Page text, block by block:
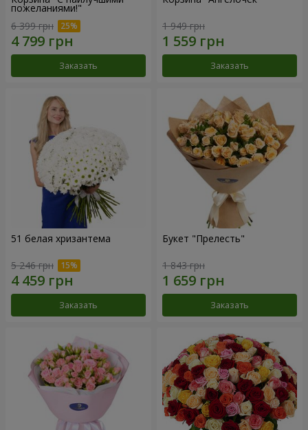
пожеланиями!"
6 399 грн
Заказать
1 949 грн
Заказать
51 белая хризантема
5 246 грн
Заказать
Букет "Прелесть"
1 843 грн
Заказать